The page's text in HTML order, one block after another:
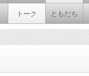
トーク ともだち